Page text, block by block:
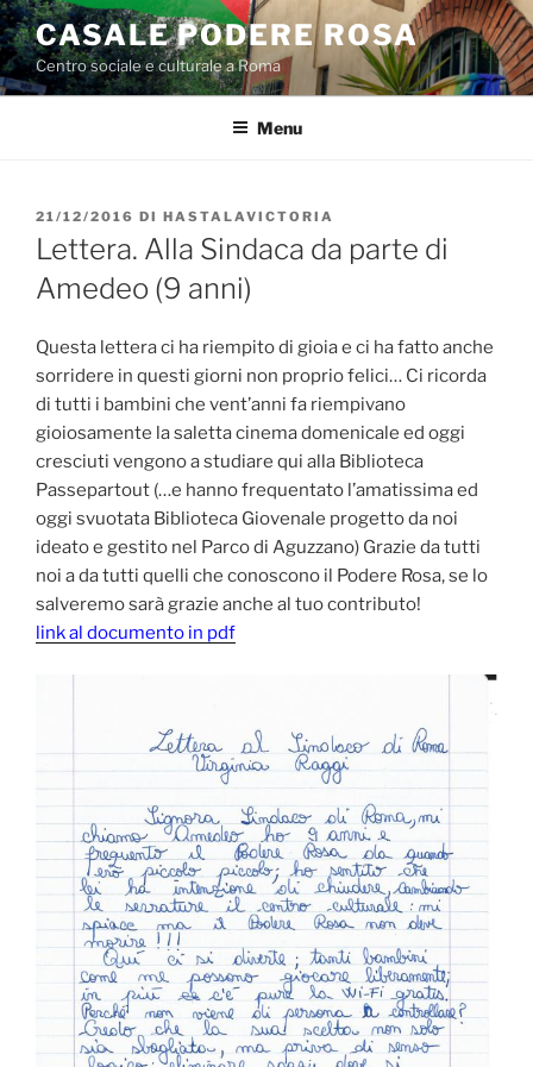
Salta
al
contenuto
CASALE PODERE ROSA
Centro sociale e culturale a Roma
Menu
PUBBLICATO
IL
21/12/2016 DI HASTALAVICTORIA
Lettera. Alla Sindaca da parte di
Amedeo (9 anni)
Questa lettera ci ha riempito di gioia e ci ha fatto anche
sorridere in questi giorni non proprio felici… Ci ricorda
di tutti i bambini che vent’anni fa riempivano
gioiosamente la saletta cinema domenicale ed oggi
cresciuti vengono a studiare qui alla Biblioteca
Passepartout (…e hanno frequentato l’amatissima ed
oggi svuotata Biblioteca Giovenale progetto da noi
ideato e gestito nel Parco di Aguzzano) Grazie da tutti
noi a da tutti quelli che conoscono il Podere Rosa, se lo
salveremo sarà grazie anche al tuo contributo!
link al documento in pdf